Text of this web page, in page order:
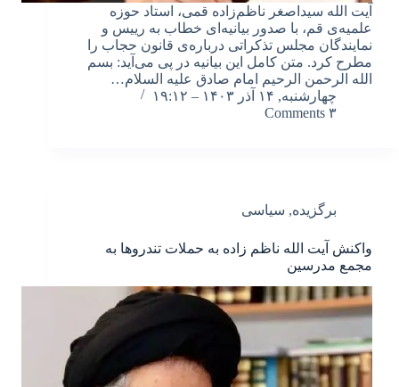
آیت الله سیداصغر ناظم‌زاده قمی، استاد حوزه
علمیه‌ی قم، با صدور بیانیه‌ای خطاب به رییس و
نمایندگان مجلس تذکراتی درباره‌ی قانون حجاب را
مطرح کرد. متن کامل این بیانیه در پی می‌آید: بسم
الله الرحمن الرحیم امام صادق علیه السلام…
چهارشنبه, ۱۴ آذر ۱۴۰۳ – ۱۹:۱۲
۳ Comments
برگزیده, سیاسی
واکنش آیت الله ناظم زاده به حملات تندروها به
مجمع مدرسین